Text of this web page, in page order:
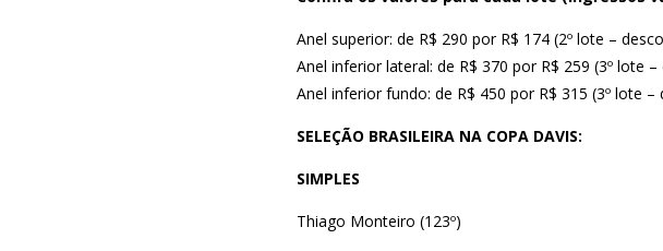
Anel superior: de R$ 290 por R$ 174 (2º lote –
Anel inferior lateral: de R$ 370 por R$ 259 (3º lote
Anel inferior fundo: de R$ 450 por R$ 315 (3º lote –
SELEÇÃO BRASILEIRA NA COPA DAVIS:
SIMPLES
Thiago Monteiro (123º)